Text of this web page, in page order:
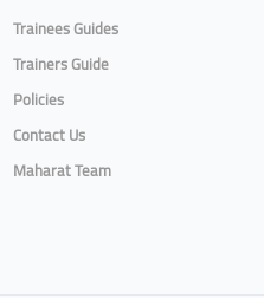
Trainees Guides
Trainers Guide
Policies
Contact Us
Maharat Team